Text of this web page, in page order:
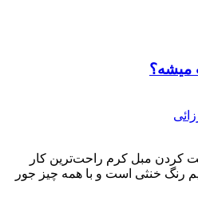
میشه؟
کردن مبل کرم راحت‌ترین کار
رنگ خنثی است و با همه چیز جور